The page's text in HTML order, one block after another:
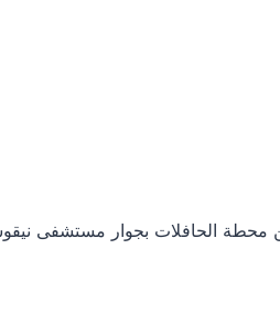
الحافلات بجوار مستشفى